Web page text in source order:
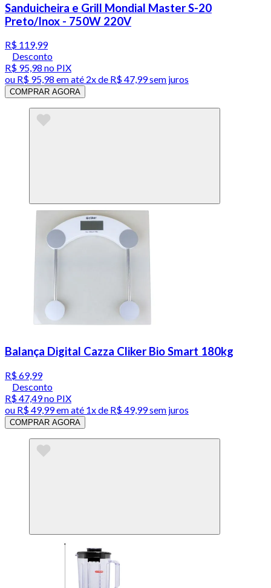
Sanduicheira e Grill Mondial Master S-20
Preto/Inox - 750W 220V
R$ 119,99
Desconto
R$ 95,98 no PIX
ou R$ 95,98 em até 2x de R$ 47,99 sem juros
COMPRAR AGORA
Balança Digital Cazza Cliker Bio Smart 180kg
R$ 69,99
Desconto
R$ 47,49no PIX
ou R$ 49,99em até 1x de R$ 49,99sem juros
COMPRAR AGORA